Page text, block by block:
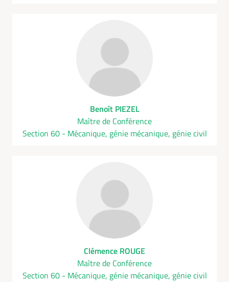
Benoît PIEZEL
Maître de Conférence
Section 60 - Mécanique, génie mécanique, génie civil
Clémence ROUGE
Maître de Conférence
Section 60 - Mécanique, génie mécanique, génie civil